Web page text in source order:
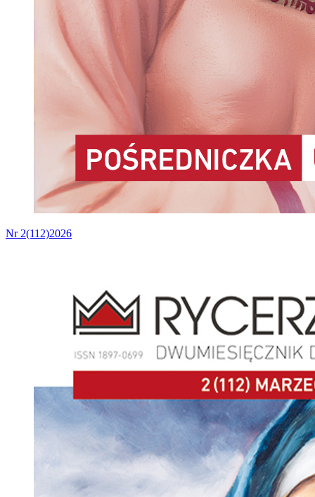
Nr 2(112)2026